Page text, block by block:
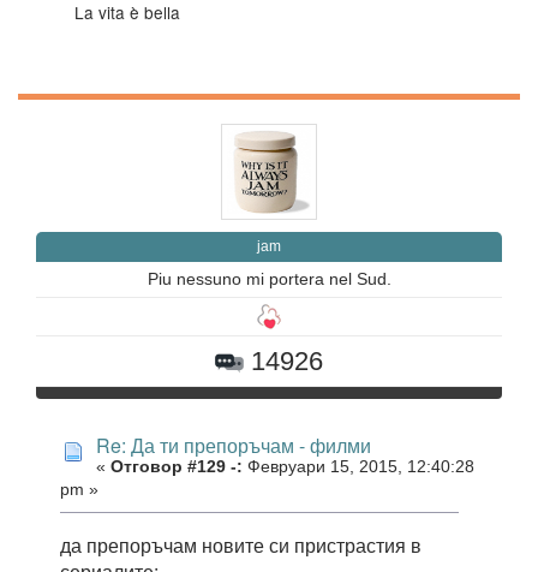
La vita è bella
jam
Piu nessuno mi portera nel Sud.
14926
Re: Да ти препоръчам - филми
« Отговор #129 -: Февруари 15, 2015, 12:40:28
pm »
да препоръчам новите си пристрастия в